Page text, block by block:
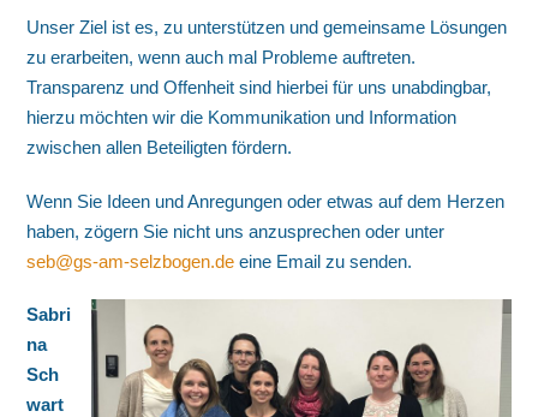
Unser Ziel ist es, zu unterstützen und gemeinsame Lösungen
zu erarbeiten, wenn auch mal Probleme auftreten.
Transparenz und Offenheit sind hierbei für uns unabdingbar,
hierzu möchten wir die Kommunikation und Information
zwischen allen Beteiligten fördern.
Wenn Sie Ideen und Anregungen oder etwas auf dem Herzen
haben, zögern Sie nicht uns anzusprechen oder unter
seb@gs-am-selzbogen.de eine Email zu senden.
Sabri
na
Sch
wart